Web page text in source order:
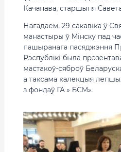
Качанава, старшыня Савета
Нагадаем, 29 сакавіка ў
манастыры ў Мінску пад
пашыранага пасяджэння
Рэспублікі была
мастакоў-сяброў
а таксама калекцыя
з фондаў ГА » БСМ».